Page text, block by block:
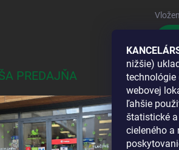
nižšie)
technológie
webovej
ľahšie
štatistické
cieleného a
PREDAJŇA